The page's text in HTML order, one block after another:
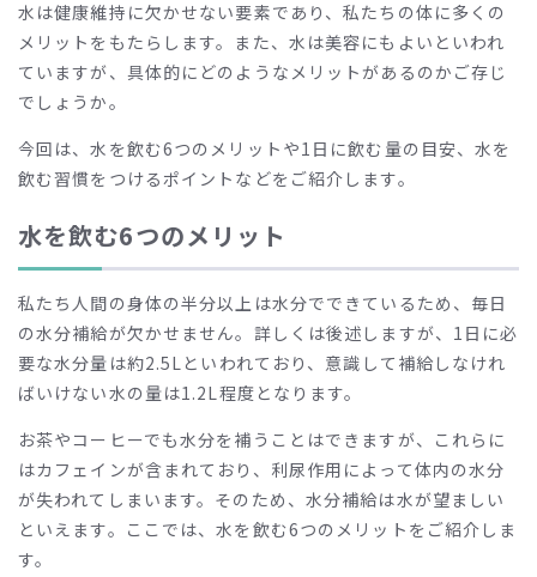
水は健康維持に欠かせない要素であり、私たちの体に多くの
メリットをもたらします。また、水は美容にもよいといわれ
ていますが、具体的にどのようなメリットがあるのかご存じ
でしょうか。
今回は、水を飲む6つのメリットや1日に飲む量の目安、水を
飲む習慣をつけるポイントなどをご紹介します。
水を飲む6つのメリット
私たち人間の身体の半分以上は水分でできているため、毎日
の水分補給が欠かせません。詳しくは後述しますが、1日に必
要な水分量は約2.5Lといわれており、意識して補給しなけれ
ばいけない水の量は1.2L程度となります。
お茶やコーヒーでも水分を補うことはできますが、これらに
はカフェインが含まれており、利尿作用によって体内の水分
が失われてしまいます。そのため、水分補給は水が望ましい
といえます。ここでは、水を飲む6つのメリットをご紹介しま
す。